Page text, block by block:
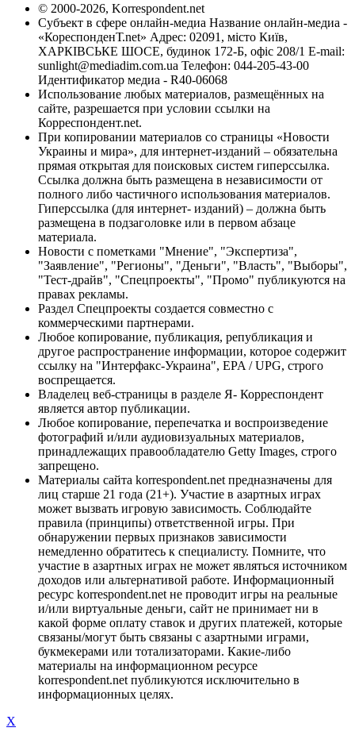
© 2000-2026, Korrespondent.net
Субъект в сфере онлайн-медиа Название онлайн-медиа -
«КореспонденТ.net» Адрес: 02091, місто Київ,
ХАРКІВСЬКЕ ШОСЕ, будинок 172-Б, офіс 208/1 E-mail:
sunlight@mediadim.com.ua Телефон: 044-205-43-00
Идентификатор медиа - R40-06068
Использование любых материалов, размещённых на
сайте, разрешается при условии ссылки на
Корреспондент.net.
При копировании материалов со страницы «Новости
Украины и мира», для интернет-изданий – обязательна
прямая открытая для поисковых систем гиперссылка.
Ссылка должна быть размещена в независимости от
полного либо частичного использования материалов.
Гиперссылка (для интернет- изданий) – должна быть
размещена в подзаголовке или в первом абзаце
материала.
Новости с пометками "Мнение", "Экспертиза",
"Заявление", "Регионы", "Деньги", "Власть", "Выборы",
"Тест-драйв", "Спецпроекты", "Промо" публикуются на
правах рекламы.
Раздел Спецпроекты создается совместно с
коммерческими партнерами.
Любое копирование, публикация, републикация и
другое распространение информации, которое содержит
ссылку на "Интерфакс-Украина", EPA / UPG, строго
воспрещается.
Владелец веб-страницы в разделе Я- Корреспондент
является автор публикации.
Любое копирование, перепечатка и воспроизведение
фотографий и/или аудиовизуальных материалов,
принадлежащих правообладателю Getty Images, строго
запрещено.
Материалы сайта korrespondent.net предназначены для
лиц старше 21 года (21+). Участие в азартных играх
может вызвать игровую зависимость. Соблюдайте
правила (принципы) ответственной игры. При
обнаружении первых признаков зависимости
немедленно обратитесь к специалисту. Помните, что
участие в азартных играх не может являться источником
доходов или альтернативой работе. Информационный
ресурс korrespondent.net не проводит игры на реальные
и/или виртуальные деньги, сайт не принимает ни в
какой форме оплату ставок и других платежей, которые
связаны/могут быть связаны с азартными играми,
букмекерами или тотализаторами. Какие-либо
материалы на информационном ресурсе
korrespondent.net публикуются исключительно в
информационных целях.
X